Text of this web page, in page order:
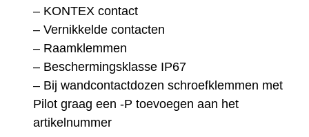
– KONTEX contact
– Vernikkelde contacten
– Raamklemmen
– Beschermingsklasse IP67
– Bij wandcontactdozen schroefklemmen met
Pilot graag een -P toevoegen aan het
artikelnummer